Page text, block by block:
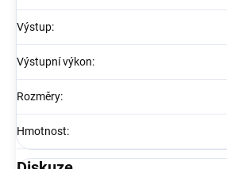
Výstup:
Výstupní výkon:
Rozměry:
Hmotnost: